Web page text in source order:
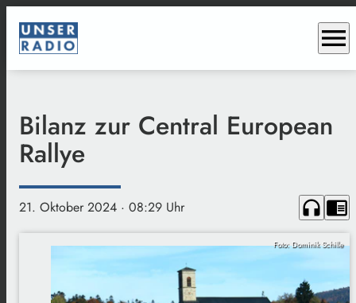
menu
Bilanz zur Central European
Rallye
21. Oktober 2024 · 08:29 Uhr headphones chrome_reader_mode
Foto: Dominik Schille